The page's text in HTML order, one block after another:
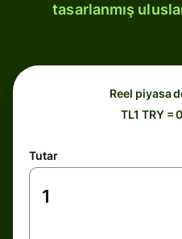
tasarlanmış
Reel piyasa
TL1 TRY =
Tutar